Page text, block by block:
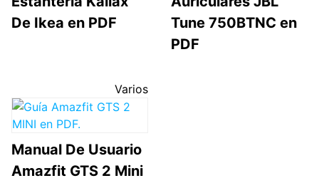
De Ikea en PDF
Tune 750BTNC en
PDF
Varios
Manual De Usuario
Amazfit GTS 2 Mini